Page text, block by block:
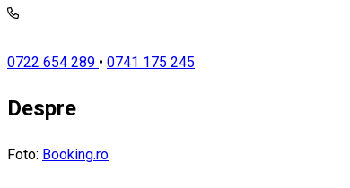
0722 654 289 • 0741 175 245
Despre
Foto: Booking.ro